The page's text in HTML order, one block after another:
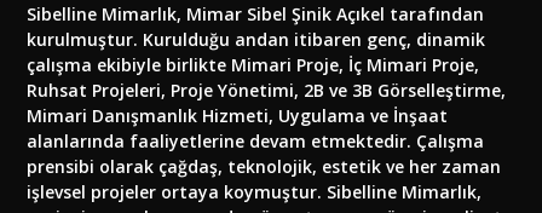
Sibelline Mimarlık, Mimar Sibel Şinik Açıkel tarafından
kurulmuştur. Kurulduğu andan itibaren genç, dinamik
çalışma ekibiyle birlikte Mimari Proje, İç Mimari Proje,
Ruhsat Projeleri, Proje Yönetimi, 2B ve 3B Görselleştirme,
Mimari Danışmanlık Hizmeti, Uygulama ve İnşaat
alanlarında faaliyetlerine devam etmektedir. Çalışma
prensibi olarak çağdaş, teknolojik, estetik ve her zaman
işlevsel projeler ortaya koymuştur. Sibelline Mimarlık,